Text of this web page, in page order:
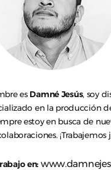
es Damné Jesús, soy
en la producción
estoy en busca de
¡Trabajemos
en: